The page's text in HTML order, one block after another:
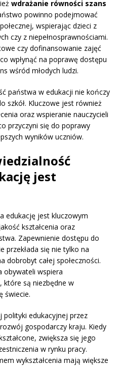
wdrażanie równości szans
powinno podejmować
wspierając dzieci z
czy z niepełnosprawnościami.
czy dofinansowanie zajęć
wpłynąć na poprawę dostępu
wśród młodych ludzi.
państwa w edukacji nie kończy
szkół. Kluczowe jest również
oraz wspieranie nauczycieli
przyczyni się do poprawy
wyników uczniów.
jest
edukację jest kluczowym
kształcenia oraz
Zapewnienie dostępu do
przekłada się nie tylko na
dobrobyt całej społeczności.
obywateli wspiera
które są niezbędne w
świecie.
polityki edukacyjnej przez
gospodarczy kraju. Kiedy
zwiększa się jego
w rynku pracy.
wykształcenia mają większe